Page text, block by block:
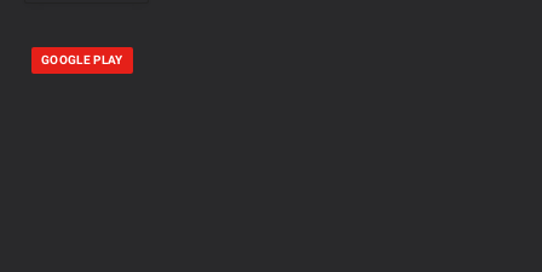
GOOGLE PLAY